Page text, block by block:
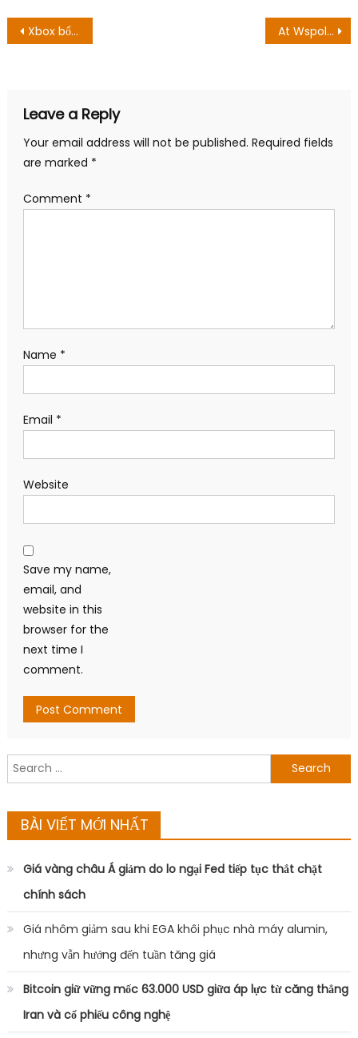
Post
Xbox bổ sung thêm Bethesda cổ điển và Id Bangers để vượt qua trò chơi At Wspolna Season 21 Episode 6: Ngày phát hành & Hướng dẫn phát trực tuyến
Leave a Reply
Your email address will not be published. Required fields
are marked *
Comment *
Name *
Email *
Website
Save my name,
email, and
website in this
browser for the
next time I
comment.
Search
for:
BÀI VIẾT MỚI NHẤT
Giá vàng châu Á giảm do lo ngại Fed tiếp tục thắt chặt
chính sách
Giá nhôm giảm sau khi EGA khôi phục nhà máy alumin,
nhưng vẫn hướng đến tuần tăng giá
Bitcoin giữ vững mốc 63.000 USD giữa áp lực từ căng thẳng
Iran và cổ phiếu công nghệ